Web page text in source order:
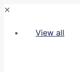
✕
View all